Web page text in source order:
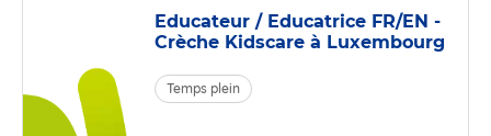
Educateur / Educatrice FR/EN -
Crèche Kidscare à Luxembourg
Temps plein